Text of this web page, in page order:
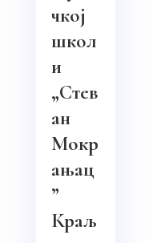
чкој
школ
и
„Стев
ан
Мокр
ањац
”
Краљ